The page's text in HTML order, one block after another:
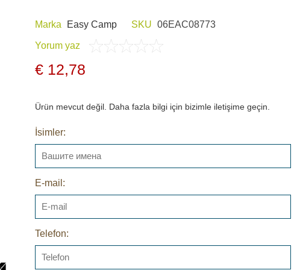
AV KIYAFETLERI
CIHAZLARI
Marka Easy Camp SKU 06EAC08773
Yorum yaz
€ 12,78
Ürün mevcut değil. Daha fazla bilgi için bizimle iletişime geçin.
İsimler:
E-mail:
Telefon: